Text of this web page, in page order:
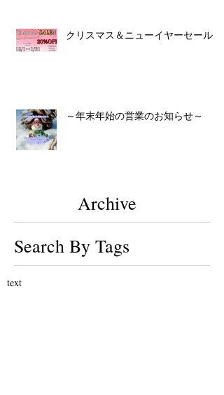
クリスマス＆ニューイヤーセール！
～年末年始の営業のお知らせ～
Archive
Search By Tags
text